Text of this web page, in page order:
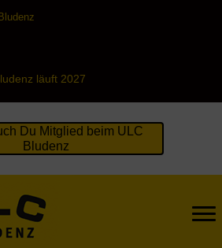
läuft 2027
Du Mitglied beim ULC
Bludenz